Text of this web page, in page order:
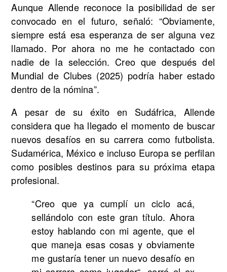
Aunque Allende reconoce la posibilidad de ser
convocado en el futuro, señaló: “Obviamente,
siempre está esa esperanza de ser alguna vez
llamado. Por ahora no me he contactado con
nadie de la selección. Creo que después del
Mundial de Clubes (2025) podría haber estado
dentro de la nómina”.
A pesar de su éxito en Sudáfrica, Allende
considera que ha llegado el momento de buscar
nuevos desafíos en su carrera como futbolista.
Sudamérica, México e incluso Europa se perfilan
como posibles destinos para su próxima etapa
profesional.
“Creo que ya cumplí un ciclo acá,
sellándolo con este gran título. Ahora
estoy hablando con mi agente, que el
que maneja esas cosas y obviamente
me gustaría tener un nuevo desafío en